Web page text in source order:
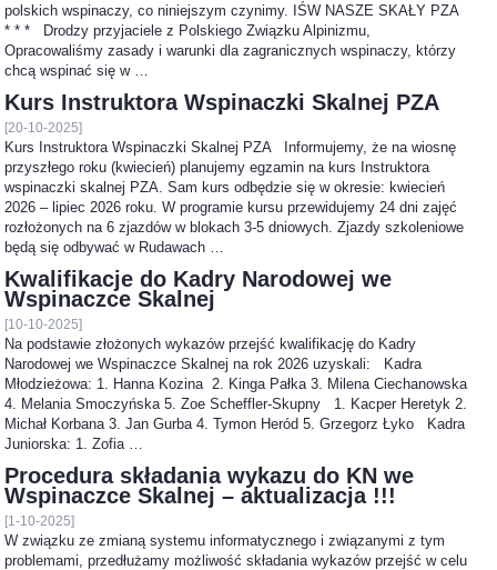
polskich wspinaczy, co niniejszym czynimy. IŚW NASZE SKAŁY PZA
* * * Drodzy przyjaciele z Polskiego Związku Alpinizmu,
Opracowaliśmy zasady i warunki dla zagranicznych wspinaczy, którzy
chcą wspinać się w …
Kurs Instruktora Wspinaczki Skalnej PZA
[20-10-2025]
Kurs Instruktora Wspinaczki Skalnej PZA Informujemy, że na wiosnę
przyszłego roku (kwiecień) planujemy egzamin na kurs Instruktora
wspinaczki skalnej PZA. Sam kurs odbędzie się w okresie: kwiecień
2026 – lipiec 2026 roku. W programie kursu przewidujemy 24 dni zajęć
rozłożonych na 6 zjazdów w blokach 3-5 dniowych. Zjazdy szkoleniowe
będą się odbywać w Rudawach …
Kwalifikacje do Kadry Narodowej we
Wspinaczce Skalnej
[10-10-2025]
Na podstawie złożonych wykazów przejść kwalifikację do Kadry
Narodowej we Wspinaczce Skalnej na rok 2026 uzyskali: Kadra
Młodzieżowa: 1. Hanna Kozina 2. Kinga Pałka 3. Milena Ciechanowska
4. Melania Smoczyńska 5. Zoe Scheffler-Skupny 1. Kacper Heretyk 2.
Michał Korbana 3. Jan Gurba 4. Tymon Heród 5. Grzegorz Łyko Kadra
Juniorska: 1. Zofia …
Procedura składania wykazu do KN we
Wspinaczce Skalnej – aktualizacja !!!
[1-10-2025]
W związku ze zmianą systemu informatycznego i związanymi z tym
problemami, przedłużamy możliwość składania wykazów przejść w celu